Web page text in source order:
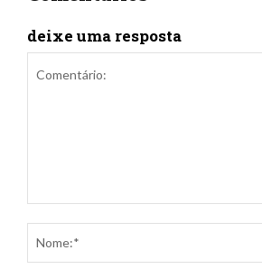
deixe uma resposta